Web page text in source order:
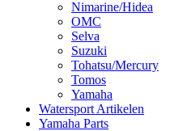
Nimarine/Hidea
OMC
Selva
Suzuki
Tohatsu/Mercury
Tomos
Yamaha
Watersport Artikelen
Yamaha Parts